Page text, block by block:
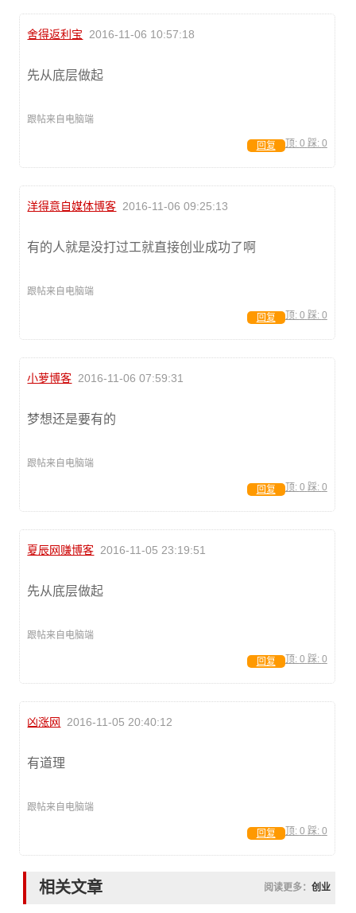
舍得返利宝 2016-11-06 10:57:18
先从底层做起
跟帖来自电脑端
顶: 0 踩: 0
回复
洋得意自媒体博客 2016-11-06 09:25:13
有的人就是没打过工就直接创业成功了啊
跟帖来自电脑端
顶: 0 踩: 0
回复
小萝博客 2016-11-06 07:59:31
梦想还是要有的
跟帖来自电脑端
顶: 0 踩: 0
回复
夏辰网赚博客 2016-11-05 23:19:51
先从底层做起
跟帖来自电脑端
顶: 0 踩: 0
回复
凶涨网 2016-11-05 20:40:12
有道理
跟帖来自电脑端
顶: 0 踩: 0
回复
相关文章 阅读更多： 创业